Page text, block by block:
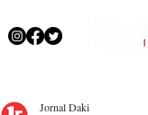
Jornal Daki